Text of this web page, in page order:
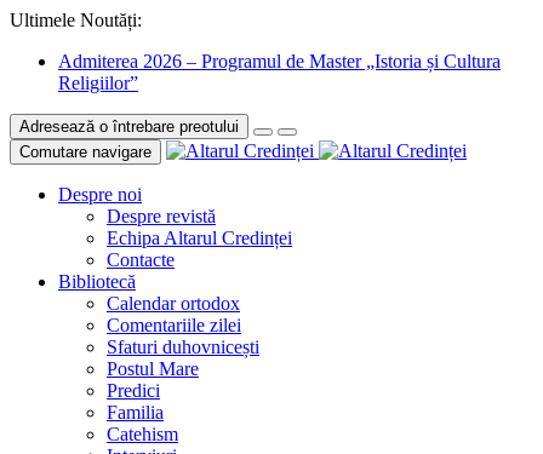
Ultimele Noutăți:
Admiterea 2026 – Programul de Master „Istoria și Cultura
Religiilor”
Adresează o întrebare preotului
Comutare navigare
Despre noi
Despre revistă
Echipa Altarul Credinței
Contacte
Bibliotecă
Calendar ortodox
Comentariile zilei
Sfaturi duhovnicești
Postul Mare
Predici
Familia
Catehism